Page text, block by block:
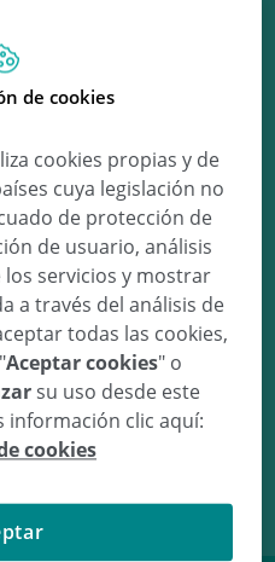
Gómez Montiel
3,14Kg 48cm
de cookies
cookies propias y de
cuya legislación no
de protección de
de usuario, análisis
servicios y mostrar
a través del análisis de
todas las cookies,
Aceptar cookies" o
su uso desde este
información clic aquí:
cookies